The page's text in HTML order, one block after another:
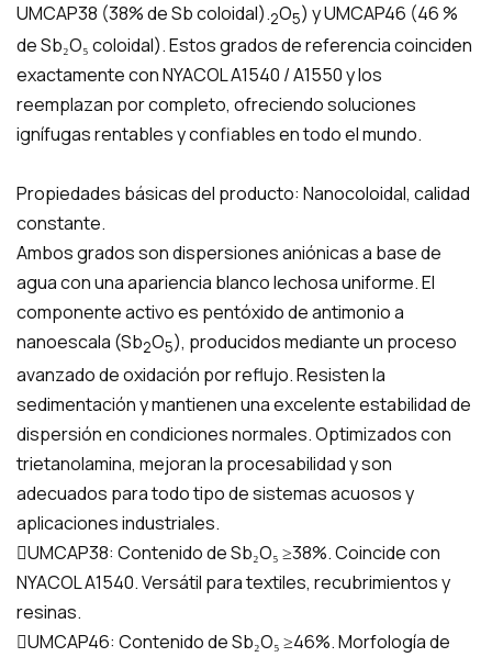
UMCAP38 (38% de Sb coloidal).2O5) y UMCAP46 (46 %
de Sb₂O₅ coloidal). Estos grados de referencia coinciden
exactamente con NYACOL A1540 / A1550 y los
reemplazan por completo, ofreciendo soluciones
ignífugas rentables y confiables en todo el mundo.
Propiedades básicas del producto: Nanocoloidal, calidad
constante.
Ambos grados son dispersiones aniónicas a base de
agua con una apariencia blanco lechosa uniforme. El
componente activo es pentóxido de antimonio a
nanoescala (Sb2O5), producidos mediante un proceso
avanzado de oxidación por reflujo. Resisten la
sedimentación y mantienen una excelente estabilidad de
dispersión en condiciones normales. Optimizados con
trietanolamina, mejoran la procesabilidad y son
adecuados para todo tipo de sistemas acuosos y
aplicaciones industriales.
UMCAP38: Contenido de Sb₂O₅ ≥38%. Coincide con
NYACOL A1540. Versátil para textiles, recubrimientos y
resinas.
UMCAP46: Contenido de Sb₂O₅ ≥46%. Morfología de